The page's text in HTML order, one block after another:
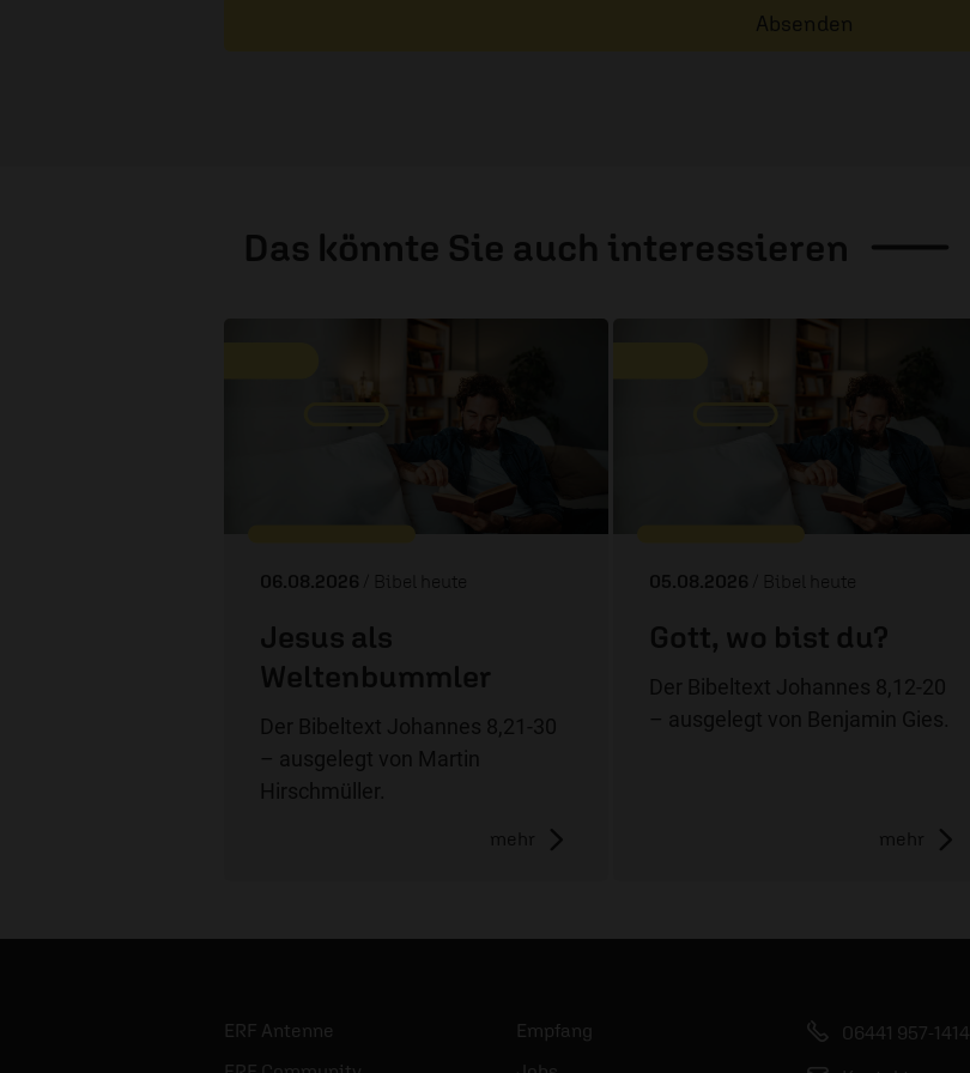
Absenden
Das könnte Sie auch interessieren
06.08.2026 / Bibel heute
Jesus als
Weltenbummler
Der Bibeltext Johannes 8,21-30
– ausgelegt von Martin
Hirschmüller.
mehr
05.08.2026 / Bibel heute
Gott, wo bist du?
Der Bibeltext Johannes 8,12-20
– ausgelegt von Benjamin Gies.
mehr
ERF Antenne
Empfang
06441 957-1414